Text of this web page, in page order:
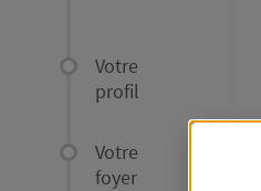
Votre
profil
Votre
foyer